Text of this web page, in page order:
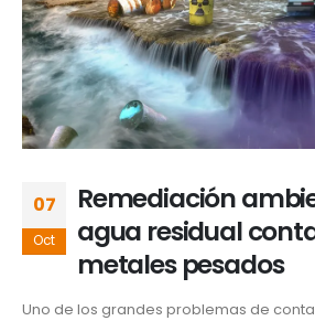
07
Oct
Remediación
agua residual
metales pesados
Uno de los grandes problemas de